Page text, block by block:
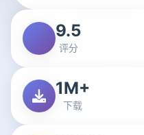
9.5
评分
1M+
下载